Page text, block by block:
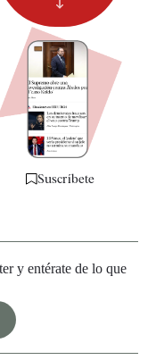
Suscríbete
y entérate de lo que